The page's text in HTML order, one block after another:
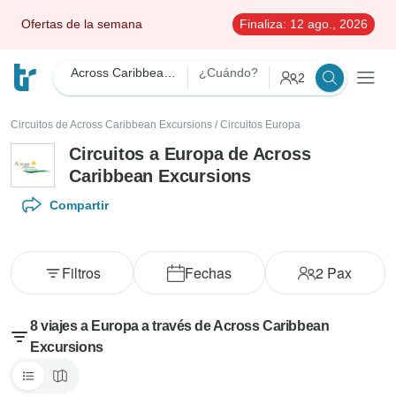
Ofertas de la semana Finaliza: 12 ago., 2026
¿Cuándo? 2
Circuitos de Across Caribbean Excursions / Circuitos Europa
Circuitos a Europa de Across
Caribbean Excursions
Compartir
Fechas 2 Pax
Filtros
8 viajes a Europa a través de Across Caribbean
Excursions